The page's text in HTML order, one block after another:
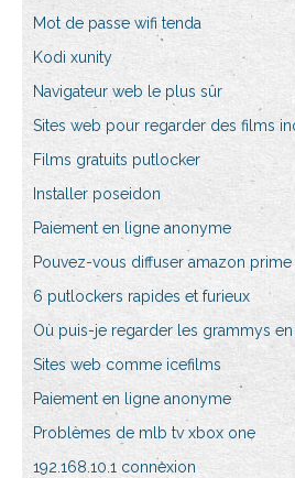
Mot de passe wifi tenda
Kodi xunity
Navigateur web le plus sûr
Sites web pour regarder des films
Films gratuits putlocker
Installer poseidon
Paiement en ligne anonyme
Pouvez-vous diffuser amazon
6 putlockers rapides et furieux
Où puis-je regarder les grammys
Sites web comme icefilms
Paiement en ligne anonyme
Problèmes de mlb tv xbox one
192.168.10.1 connexion